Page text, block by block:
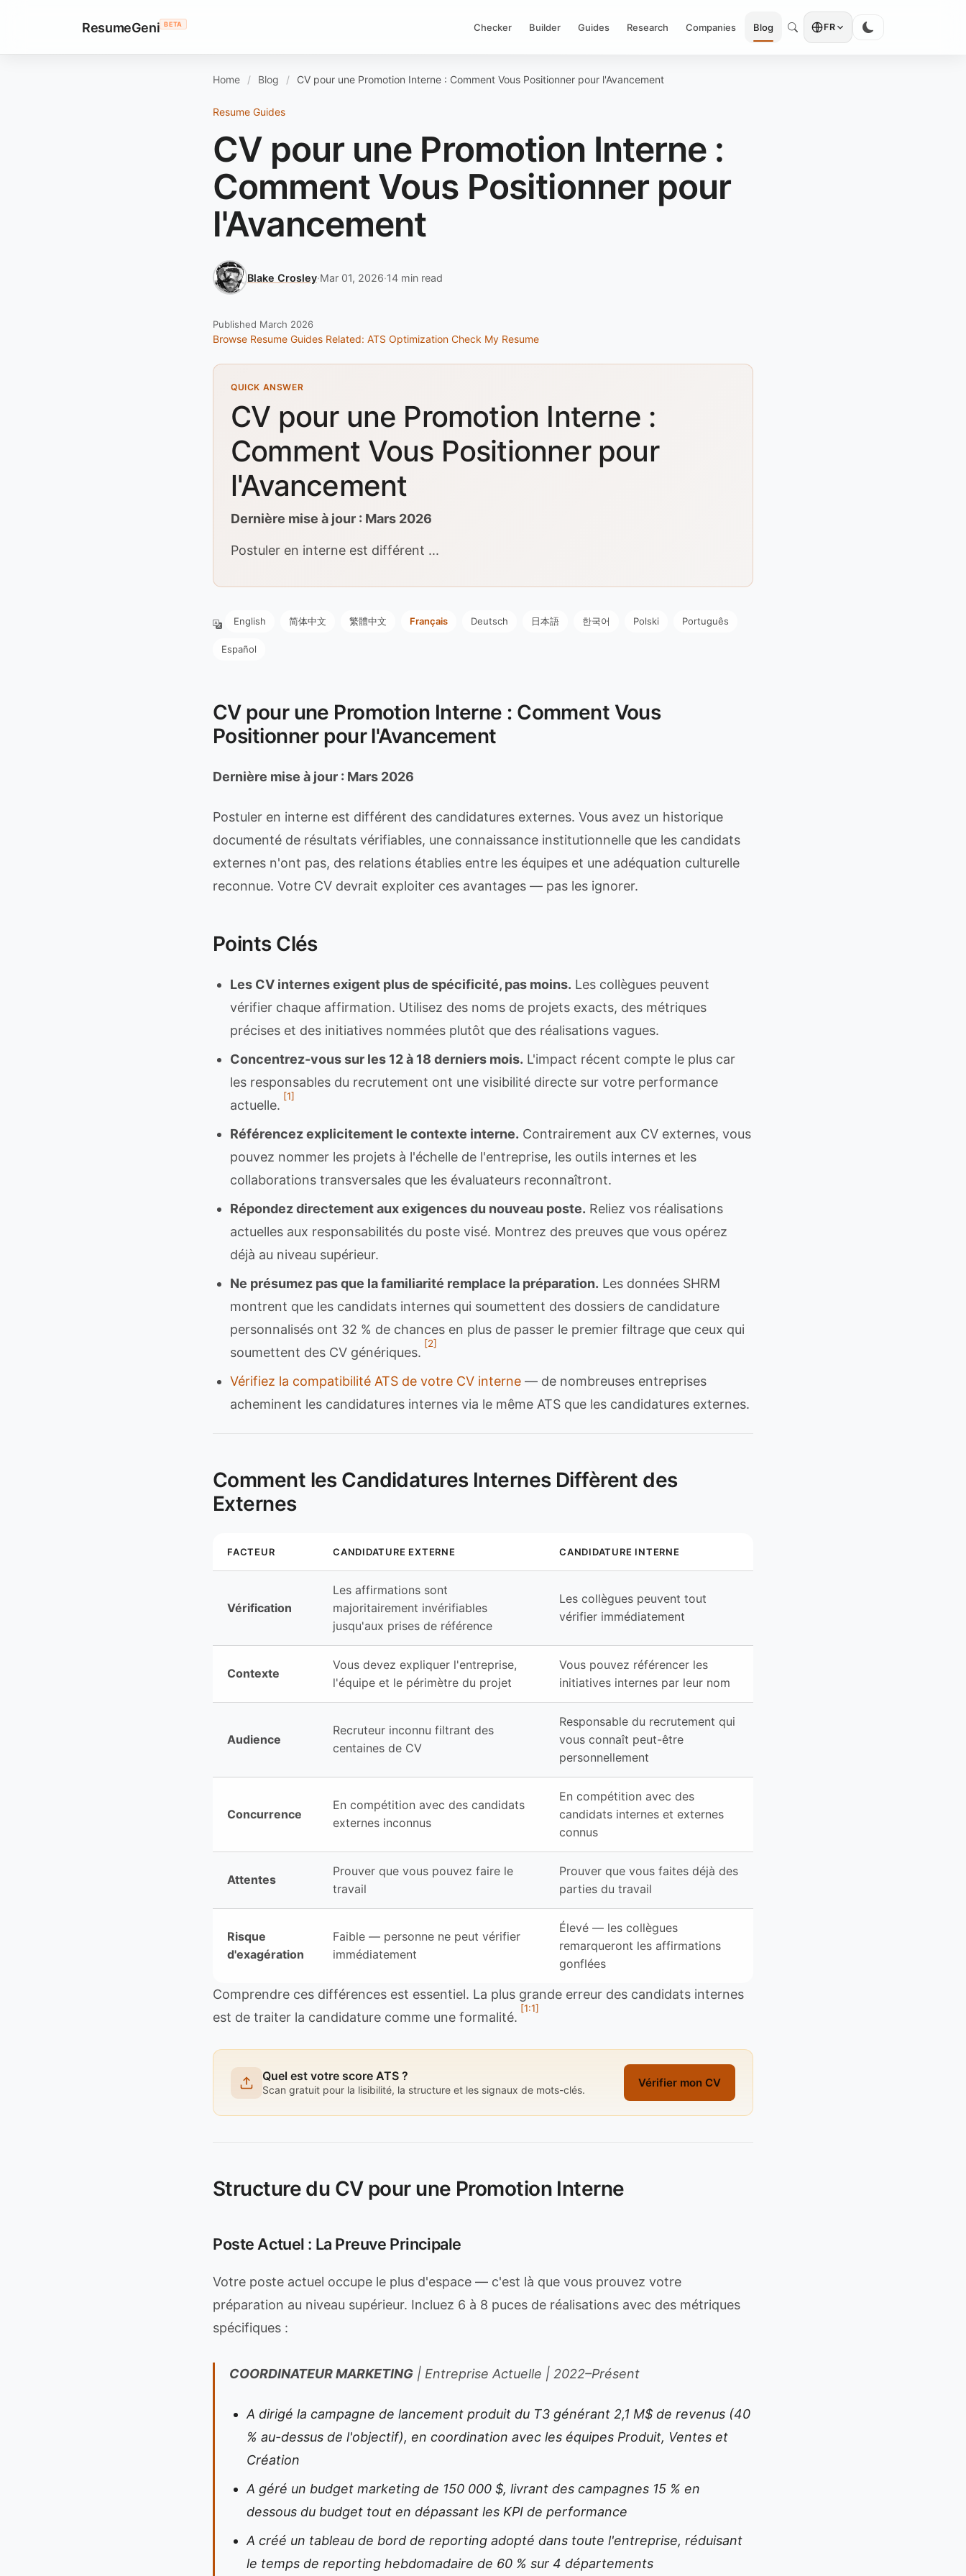
ResumeGeni BETA Checker Builder Guides Research Companies Blog FR
Home Blog CV pour une Promotion Interne : Comment Vous Positionner pour l'Avancement
Resume Guides
CV pour une Promotion Interne :
Comment Vous Positionner pour
l'Avancement
Blake Crosley·Mar 01, 2026·14 min read
Published March 2026
Browse Resume Guides Related: ATS Optimization Check My Resume
QUICK ANSWER
CV pour une Promotion Interne :
Comment Vous Positionner pour
l'Avancement
Dernière mise à jour : Mars 2026
Postuler en interne est différent ...
English 简体中文 繁體中文 Français Deutsch 日本語 한국어 Polski Português
Español
CV pour une Promotion Interne : Comment Vous
Positionner pour l'Avancement
Dernière mise à jour : Mars 2026
Postuler en interne est différent des candidatures externes. Vous avez un historique
documenté de résultats vérifiables, une connaissance institutionnelle que les candidats
externes n'ont pas, des relations établies entre les équipes et une adéquation culturelle
reconnue. Votre CV devrait exploiter ces avantages — pas les ignorer.
Points Clés
Les CV internes exigent plus de spécificité, pas moins. Les collègues peuvent
vérifier chaque affirmation. Utilisez des noms de projets exacts, des métriques
précises et des initiatives nommées plutôt que des réalisations vagues.
Concentrez-vous sur les 12 à 18 derniers mois. L'impact récent compte le plus car
les responsables du recrutement ont une visibilité directe sur votre performance
actuelle.
[1]
Référencez explicitement le contexte interne. Contrairement aux CV externes, vous
pouvez nommer les projets à l'échelle de l'entreprise, les outils internes et les
collaborations transversales que les évaluateurs reconnaîtront.
Répondez directement aux exigences du nouveau poste. Reliez vos réalisations
actuelles aux responsabilités du poste visé. Montrez des preuves que vous opérez
déjà au niveau supérieur.
Ne présumez pas que la familiarité remplace la préparation. Les données SHRM
montrent que les candidats internes qui soumettent des dossiers de candidature
personnalisés ont 32 % de chances en plus de passer le premier filtrage que ceux qui
soumettent des CV génériques.
[2]
Vérifiez la compatibilité ATS de votre CV interne — de nombreuses entreprises
acheminent les candidatures internes via le même ATS que les candidatures externes.
Comment les Candidatures Internes Diffèrent des
Externes
FACTEUR CANDIDATURE EXTERNE CANDIDATURE INTERNE
Vérification
Les affirmations sont
majoritairement invérifiables
jusqu'aux prises de référence
Les collègues peuvent tout
vérifier immédiatement
Contexte
Vous devez expliquer l'entreprise,
l'équipe et le périmètre du projet
Vous pouvez référencer les
initiatives internes par leur nom
Audience
Recruteur inconnu filtrant des
centaines de CV
Responsable du recrutement qui
vous connaît peut-être
personnellement
Concurrence
En compétition avec des candidats
externes inconnus
En compétition avec des
candidats internes et externes
connus
Attentes
Prouver que vous pouvez faire le
travail
Prouver que vous faites déjà des
parties du travail
Risque
d'exagération
Faible — personne ne peut vérifier
immédiatement
Élevé — les collègues
remarqueront les affirmations
gonflées
Comprendre ces différences est essentiel. La plus grande erreur des candidats internes
est de traiter la candidature comme une formalité.
[1:1]
Quel est votre score ATS ?
Scan gratuit pour la lisibilité, la structure et les signaux de mots-clés.
Vérifier mon CV
Structure du CV pour une Promotion Interne
Poste Actuel : La Preuve Principale
Votre poste actuel occupe le plus d'espace — c'est là que vous prouvez votre
préparation au niveau supérieur. Incluez 6 à 8 puces de réalisations avec des métriques
spécifiques :
COORDINATEUR MARKETING | Entreprise Actuelle | 2022–Présent
A dirigé la campagne de lancement produit du T3 générant 2,1 M$ de revenus (40
% au-dessus de l'objectif), en coordination avec les équipes Produit, Ventes et
Création
A géré un budget marketing de 150 000 $, livrant des campagnes 15 % en
dessous du budget tout en dépassant les KPI de performance
A créé un tableau de bord de reporting adopté dans toute l'entreprise, réduisant
le temps de reporting hebdomadaire de 60 % sur 4 départements